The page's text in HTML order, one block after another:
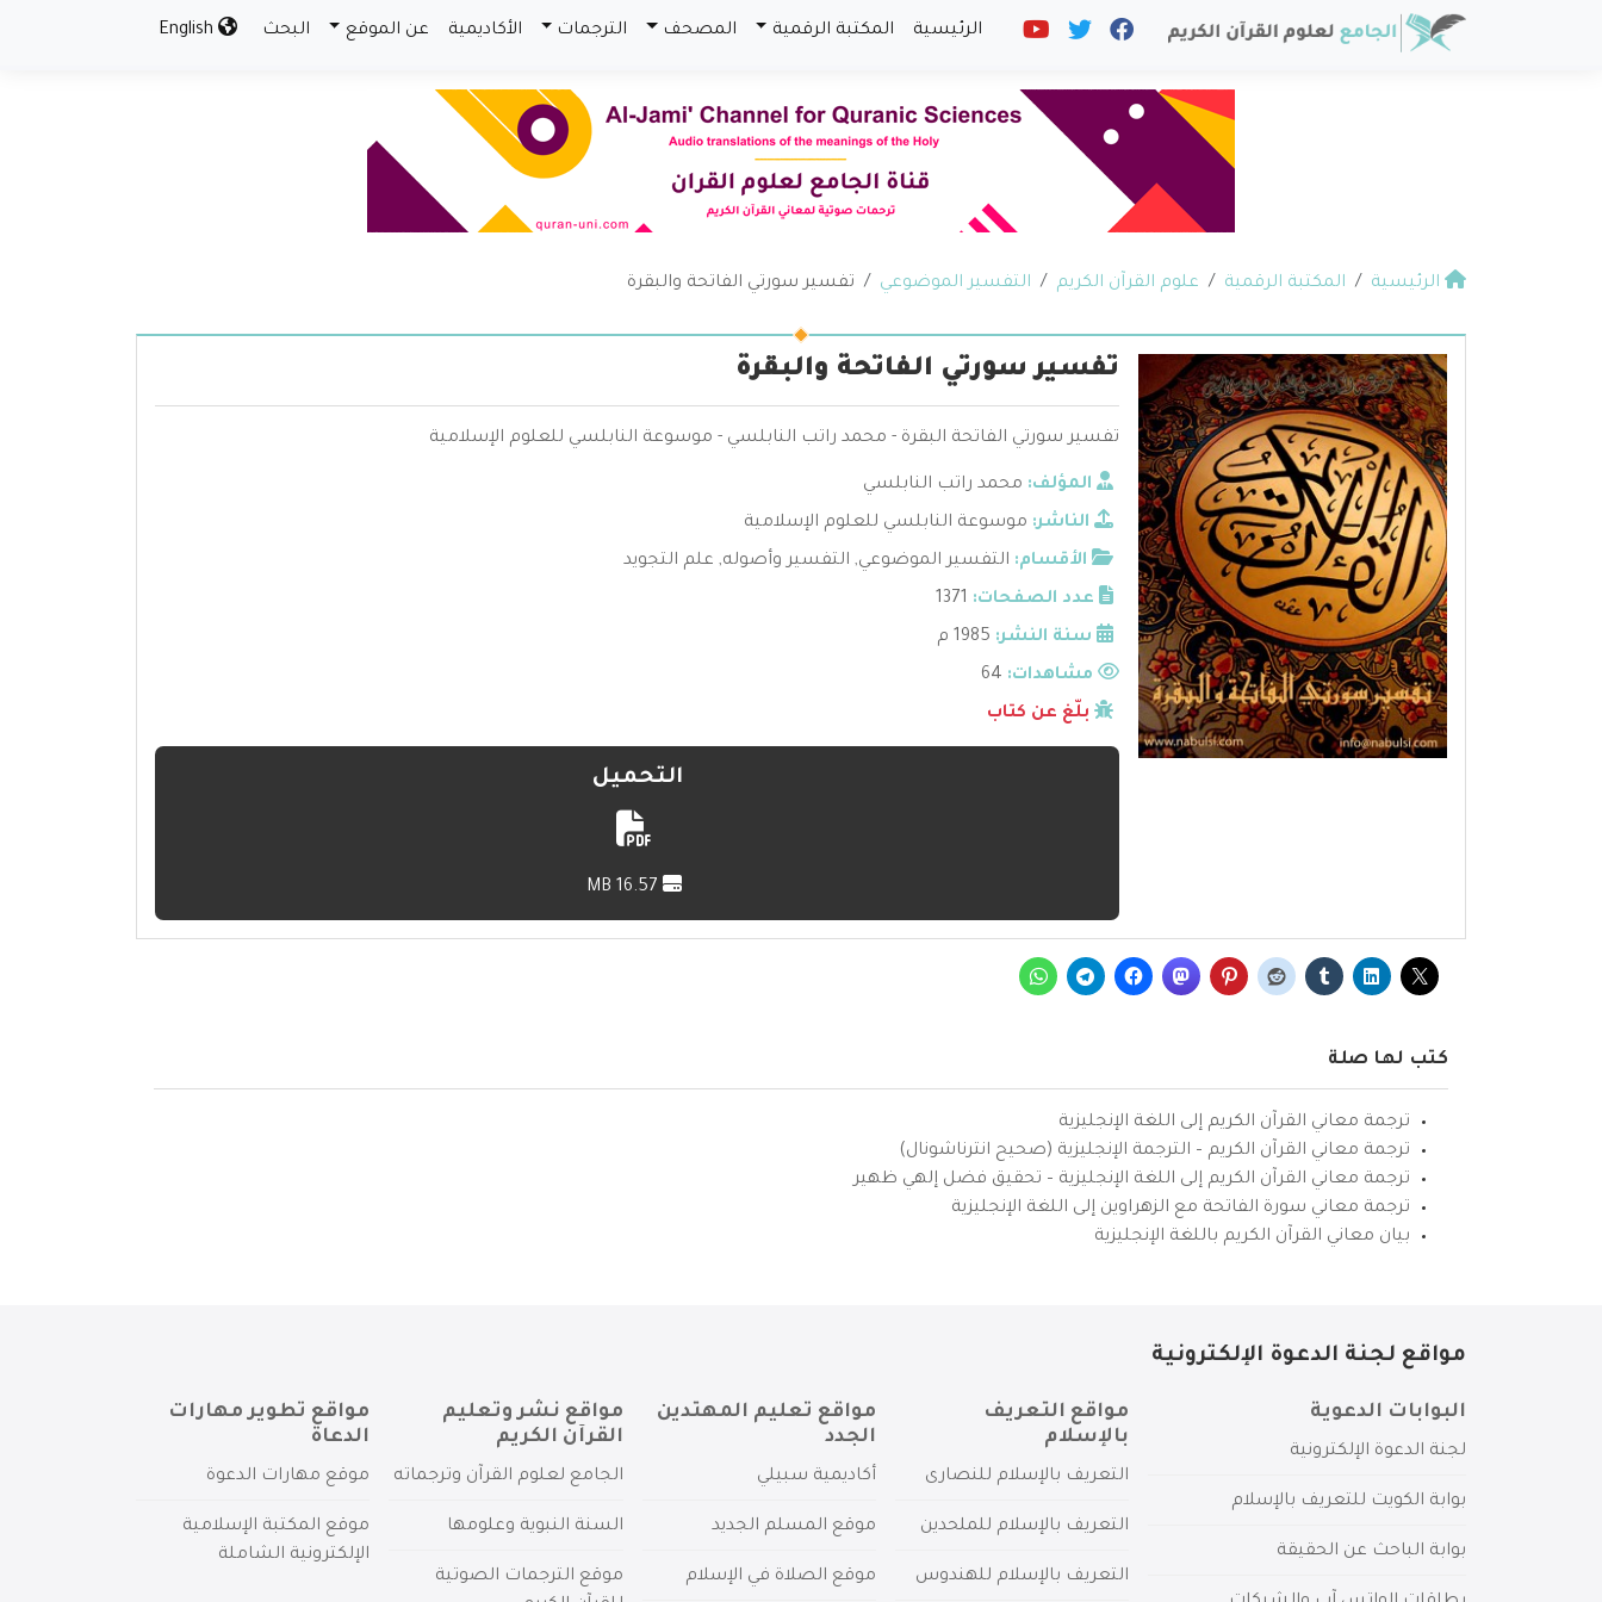
الرئيسية المكتبة الرقمية المصحف الترجمات الأكاديمية عن الموقع البحث
الرئيسية المكتبة الرقمية علوم القرآن الكريم التفسير الموضوعي تفسير سورتي الفاتحة والبقرة
تفسير سورتي الفاتحة والبقرة
تفسير سورتي الفاتحة البقرة - محمد راتب النابلسي - موسوعة النابلسي للعلوم الإسلامية
المؤلف: محمد راتب النابلسي
الناشر: موسوعة النابلسي للعلوم الإسلامية
الأقسام: التفسير الموضوعي, التفسير وأصوله, علم التجويد
عدد الصفحات: 1371
سنة النشر: 1985 م
مشاهدات:
بلّغ عن كتاب
التحميل
كتب لها صلة
ترجمة معاني القرآن الكريم إلى اللغة الإنجليزية
ترجمة معاني القرآن الكريم – الترجمة الإنجليزية (صحيح انترناشونال)
ترجمة معاني القرآن الكريم إلى اللغة الإنجليزية – تحقيق فضل إلهي ظهير
ترجمة معاني سورة الفاتحة مع الزهراوين إلى اللغة الإنجليزية
بيان معاني القرآن الكريم باللغة الإنجليزية
مواقع لجنة الدعوة الإلكترونية
البوابات الدعوية
لجنة الدعوة الإلكترونية
بوابة الكويت للتعريف بالإسلام
بوابة الباحث عن الحقيقة
مواقع التعريف
بالإسلام
التعريف بالإسلام للنصارى
التعريف بالإسلام للملحدين
التعريف بالإسلام للهندوس
مواقع تعليم المهتدين
الجدد
أكاديمية سبيلي
موقع المسلم الجديد
موقع الصلاة في الإسلام
مواقع نشر وتعليم
القرآن الكريم
الجامع لعلوم القرآن وترجماته
السنة النبوية وعلومها
موقع الترجمات الصوتية
مواقع تطوير مهارات
الدعاة
موقع مهارات الدعوة
موقع المكتبة الإسلامية
الإلكترونية الشاملة